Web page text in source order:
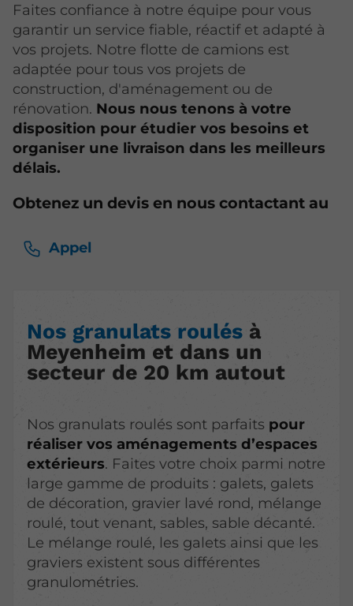
Faites confiance à notre équipe pour vous
garantir un service fiable, réactif et adapté à
vos projets. Notre flotte de camions est
adaptée pour tous vos projets de
construction, d'aménagement ou de
rénovation. Nous nous tenons à votre
disposition pour étudier vos besoins et
organiser une livraison dans les meilleurs
délais.
Obtenez un devis en nous contactant au
Appel
Nos granulats roulés à
Meyenheim et dans un
secteur de 20 km autout
Nos granulats roulés sont parfaits pour
réaliser vos aménagements d’espaces
extérieurs. Faites votre choix parmi notre
large gamme de produits : galets, galets
de décoration, gravier lavé rond, mélange
roulé, tout venant, sables, sable décanté.
Le mélange roulé, les galets ainsi que les
graviers existent sous différentes
granulométries.